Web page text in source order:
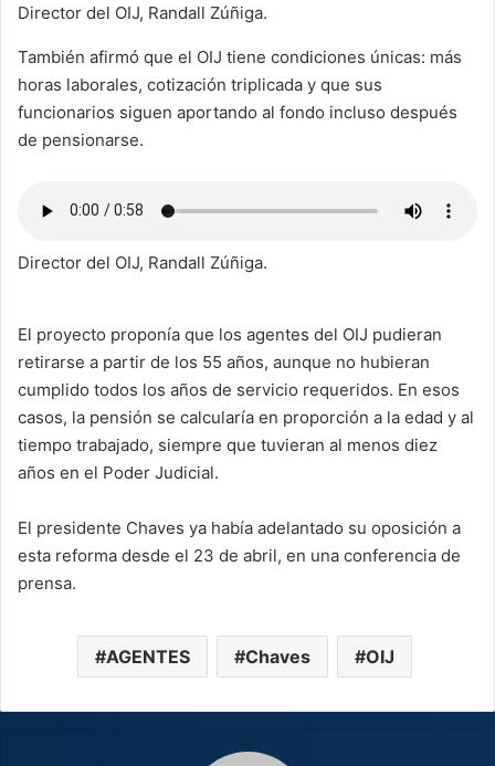
Director del OIJ, Randall Zúñiga.
También afirmó que el OIJ tiene condiciones únicas: más
horas laborales, cotización triplicada y que sus
funcionarios siguen aportando al fondo incluso después
de pensionarse.
Director del OIJ, Randall Zúñiga.
El proyecto proponía que los agentes del OIJ pudieran
retirarse a partir de los 55 años, aunque no hubieran
cumplido todos los años de servicio requeridos. En esos
casos, la pensión se calcularía en proporción a la edad y al
tiempo trabajado, siempre que tuvieran al menos diez
años en el Poder Judicial.
El presidente Chaves ya había adelantado su oposición a
esta reforma desde el 23 de abril, en una conferencia de
prensa.
AGENTES Chaves OIJ